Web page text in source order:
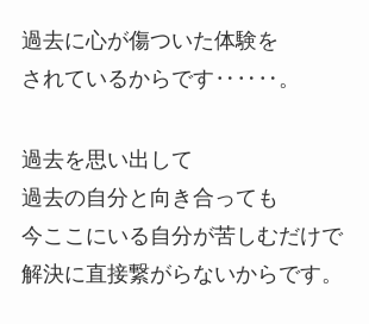
過去に心が傷ついた体験を
されているからです‥‥‥。
過去を思い出して
過去の自分と向き合っても
今ここにいる自分が苦しむだけで
解決に直接繋がらないからです。